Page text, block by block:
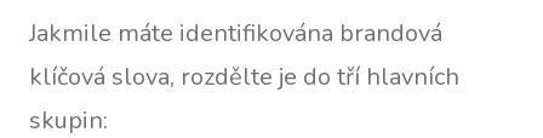
Jakmile máte identifikována brandová
klíčová slova, rozdělte je do tří hlavních
skupin: